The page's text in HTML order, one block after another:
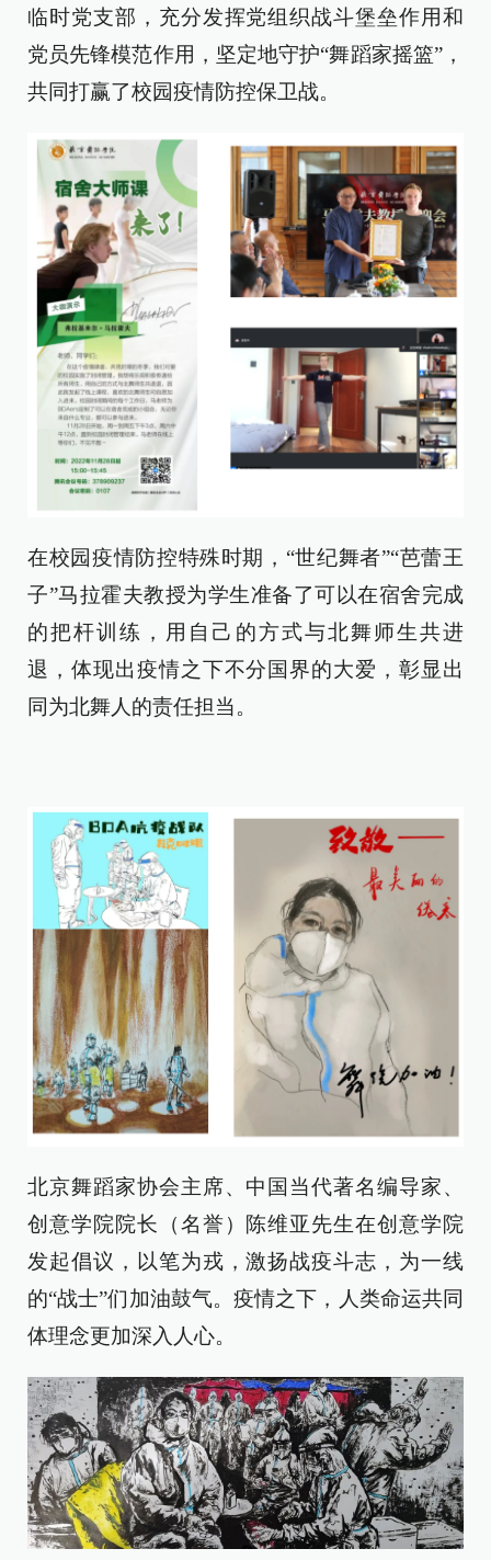
临时党支部，充分发挥党组织战斗堡垒作用和
党员先锋模范作用，坚定地守护“舞蹈家摇篮”，
共同打赢了校园疫情防控保卫战。
在校园疫情防控特殊时期，“世纪舞者”“芭蕾王
子”马拉霍夫教授为学生准备了可以在宿舍完成
的把杆训练，用自己的方式与北舞师生共进
退，体现出疫情之下不分国界的大爱，彰显出
同为北舞人的责任担当。
北京舞蹈家协会主席、中国当代著名编导家、
创意学院院长（名誉）陈维亚先生在创意学院
发起倡议，以笔为戎，激扬战疫斗志，为一线
的“战士”们加油鼓气。疫情之下，人类命运共同
体理念更加深入人心。